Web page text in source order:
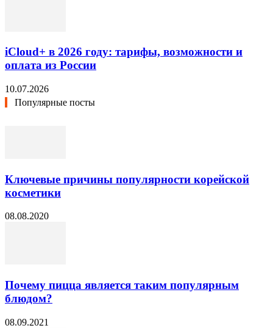
iCloud+ в 2026 году: тарифы, возможности и
оплата из России
10.07.2026
Популярные посты
Ключевые причины популярности корейской
косметики
08.08.2020
Почему пицца является таким популярным
блюдом?
08.09.2021